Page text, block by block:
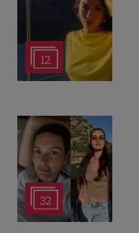
12
32